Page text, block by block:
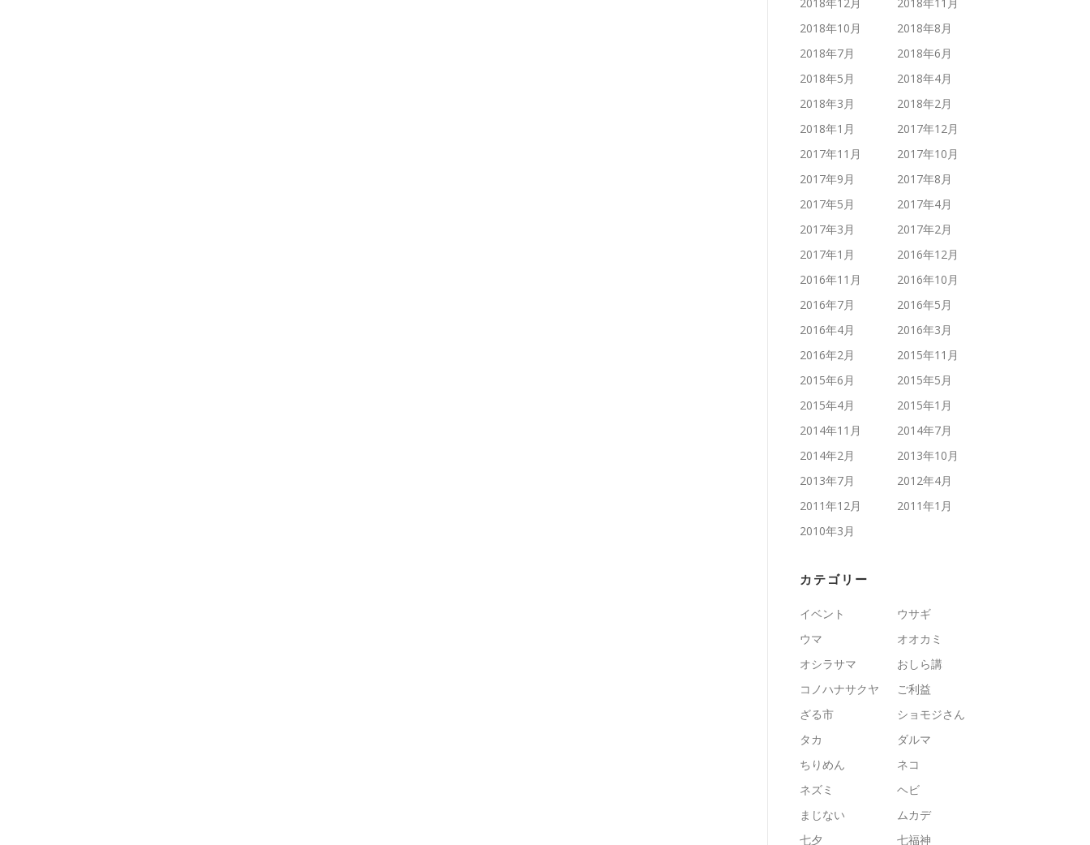
2018年10月
2018年8月
2018年7月
2018年6月
2018年5月
2018年4月
2018年3月
2018年2月
2018年1月
2017年12月
2017年11月
2017年10月
2017年9月
2017年8月
2017年5月
2017年4月
2017年3月
2017年2月
2017年1月
2016年12月
2016年11月
2016年10月
2016年7月
2016年5月
2016年4月
2016年3月
2016年2月
2015年11月
2015年6月
2015年5月
2015年4月
2015年1月
2014年11月
2014年7月
2014年2月
2013年10月
2013年7月
2012年4月
2011年12月
2011年1月
2010年3月
カテゴリー
イベント
ウサギ
ウマ
オオカミ
オシラサマ
おしら講
コノハナサクヤ
ご利益
ざる市
ショモジさん
タカ
ダルマ
ちりめん
ネコ
ネズミ
ヘビ
まじない
ムカデ
七夕
七福神